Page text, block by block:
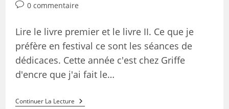
0 commentaire
Lire le livre premier et le livre II. Ce que je
préfère en festival ce sont les séances de
dédicaces. Cette année c'est chez Griffe
d'encre que j'ai fait le…
Continuer La Lecture